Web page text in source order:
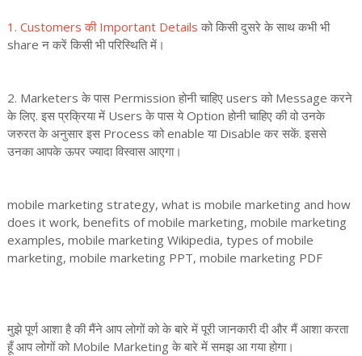
1. Customers की Important Details को किसी दुसरे के साथ कभी भी
share न करें किसी भी परिस्थिति में।
2. Marketers के पास Permission होनी चाहिए users को Message करने
के लिए. इस प्रक्रिया में Users के पास ये Option होनी चाहिए की वो उनके
जरुरत के अनुसार इस Process को enable या Disable कर सकें. इससे
उनका आपके ऊपर ज्यादा विस्वास आएगा।
mobile marketing strategy, what is mobile marketing and how
does it work, benefits of mobile marketing, mobile marketing
examples, mobile marketing Wikipedia, types of mobile
marketing, mobile marketing PPT, mobile marketing PDF
मुझे पूर्ण आशा है की मैंने आप लोगों को के बारे में पूरी जानकारी दी और मैं आशा करता
हूँ आप लोगों को Mobile Marketing के बारे में समझ आ गया होगा।